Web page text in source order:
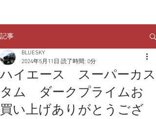
記事
ハイエース スーパーカス
タム ダークプライムお
買い上げありがとうござ
BLUESKY
2024年5月11日 読了時間: 0分